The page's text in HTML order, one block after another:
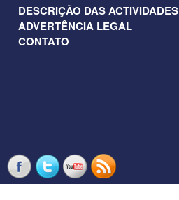
DESCRIÇÃO DAS ACTIVIDADES
ADVERTÊNCIA LEGAL
CONTATO